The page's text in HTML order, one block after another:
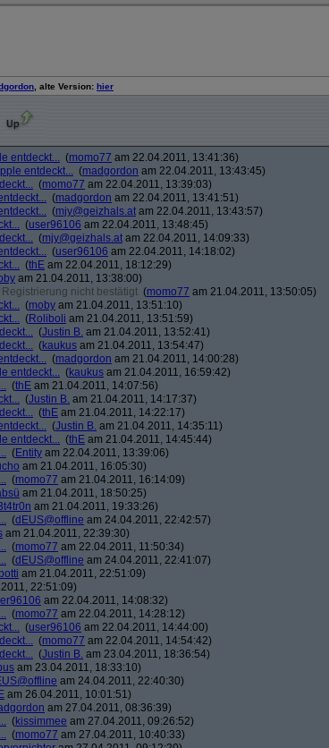
, alte Version: hier
entdeckt... (momo77 am 22.04.2011, 13:41:36)
entdeckt... (madgordon am 22.04.2011, 13:43:45)
(momo77 am 22.04.2011, 13:39:03)
(madgordon am 22.04.2011, 13:41:51)
(mjy@geizhals.at am 22.04.2011, 13:43:57)
(user96106 am 22.04.2011, 13:48:45)
(mjy@geizhals.at am 22.04.2011, 14:09:33)
(user96106 am 22.04.2011, 14:18:02)
(thE am 22.04.2011, 18:12:29)
am 21.04.2011, 13:38:00)
nicht bestätigt (momo77 am 21.04.2011, 13:50:05)
(moby am 21.04.2011, 13:51:10)
(Roliboli am 21.04.2011, 13:51:59)
(Justin B. am 21.04.2011, 13:52:41)
(kaukus am 21.04.2011, 13:54:47)
(madgordon am 21.04.2011, 14:00:28)
entdeckt... (kaukus am 21.04.2011, 16:59:42)
(thE am 21.04.2011, 14:07:56)
(Justin B. am 21.04.2011, 14:17:37)
(thE am 21.04.2011, 14:22:17)
(Justin B. am 21.04.2011, 14:35:11)
entdeckt... (thE am 21.04.2011, 14:45:44)
(Entity am 22.04.2011, 13:39:06)
am 21.04.2011, 16:05:30)
(momo77 am 21.04.2011, 16:14:09)
am 21.04.2011, 18:50:25)
am 21.04.2011, 19:33:26)
(dEUS@offline am 24.04.2011, 22:42:57)
am 21.04.2011, 22:39:30)
(momo77 am 22.04.2011, 11:50:34)
(dEUS@offline am 24.04.2011, 22:41:07)
am 21.04.2011, 22:51:09)
22:51:09)
am 22.04.2011, 14:08:32)
(momo77 am 22.04.2011, 14:28:12)
(user96106 am 22.04.2011, 14:44:00)
(momo77 am 22.04.2011, 14:54:42)
(Justin B. am 23.04.2011, 18:36:54)
am 23.04.2011, 18:33:10)
am 24.04.2011, 22:40:30)
am 26.04.2011, 10:01:51)
am 27.04.2011, 08:36:39)
(kissimmee am 27.04.2011, 09:26:52)
(momo77 am 27.04.2011, 10:40:33)